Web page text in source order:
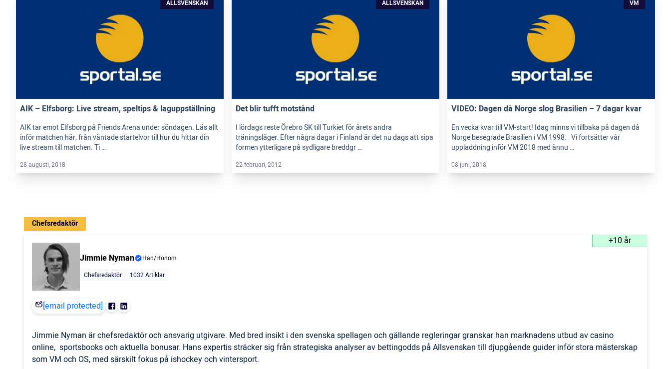
ALLSVENSKAN
AIK – Elfsborg: Live stream, speltips & laguppställning
AIK tar emot Elfsborg på Friends Arena under söndagen. Läs allt
inför matchen här, från väntade startelvor till hur du hittar din
live stream till matchen. Ti …
28 augusti, 2018
ALLSVENSKAN
Det blir tufft motstånd
I lördags reste Örebro SK till Turkiet för årets andra
träningsläger. Efter några dagar i Finland är det nu dags att sipa
formen ytterligare på sydligare breddgr …
22 februari, 2012
VM
VIDEO: Dagen då Norge slog Brasilien – 7 dagar kvar
En vecka kvar till VM-start! Idag minns vi tillbaka på dagen då
Norge besegrade Brasilien i VM 1998. Vi fortsätter vår
uppladdning inför VM 2018 med ännu …
08 juni, 2018
Chefsredaktör
Jimmie Nyman
Han/Honom
Chefsredaktör
1032 Artiklar
[email protected]
Jimmie Nyman är chefsredaktör och ansvarig utgivare. Med bred insikt i den svenska spellagen och gällande regleringar granskar han marknadens utbud av casino
online, sportsbooks och aktuella bonusar. Hans expertis sträcker sig från strategiska analyser av bettingodds på Allsvenskan till djupgående guider inför stora mästerskap
som VM och OS, med särskilt fokus på ishockey och vintersport.
+10 år